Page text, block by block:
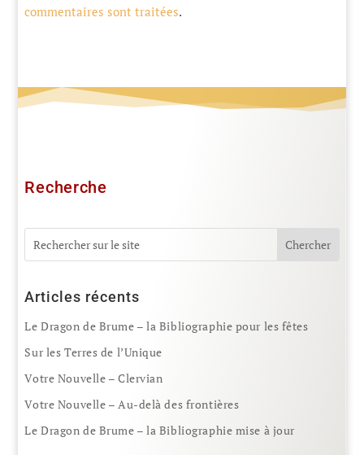
commentaires sont traitées.
Recherche
Articles récents
Le Dragon de Brume – la Bibliographie pour les fêtes
Sur les Terres de l’Unique
Votre Nouvelle – Clervian
Votre Nouvelle – Au-delà des frontières
Le Dragon de Brume – la Bibliographie mise à jour